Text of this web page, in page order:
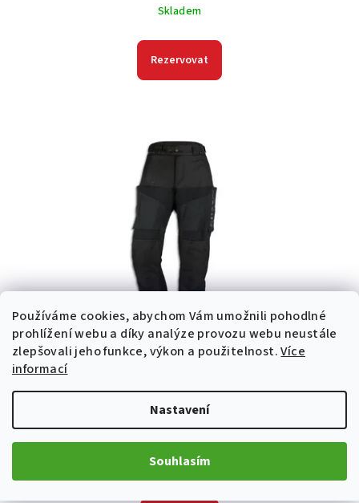
Používáme cookies, abychom Vám umožnili pohodlné
prohlížení webu a díky analýze provozu webu neustále
zlepšovali jeho funkce, výkon a použitelnost.Více
informací
Nastavení
Souhlasím
Skladem
Rezervovat
od 9 000 Kč
Skladem